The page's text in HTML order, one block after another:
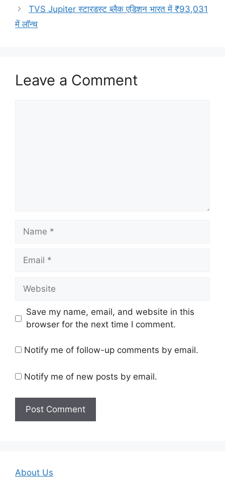
TVS Jupiter स्टारडस्ट ब्लैक एडिशन भारत में ₹93,031
में लॉन्च
Leave a Comment
Name
Email
Website
Save my name, email, and website in this
browser for the next time I comment.
Notify me of follow-up comments by email.
Notify me of new posts by email.
About Us